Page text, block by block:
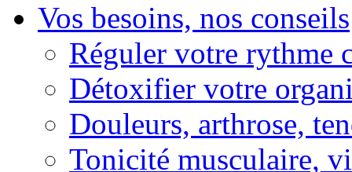
Vos besoins, nos conseils
Réguler votre rythme
Détoxifier votre
Douleurs, arthrose,
Tonicité musculaire,